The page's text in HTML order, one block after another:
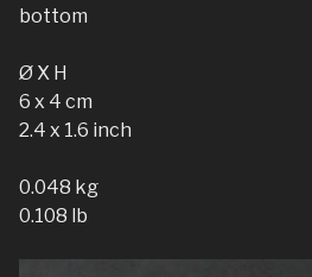
bottom
Ø X H
6 x 4 cm
2.4 x 1.6 inch
0.048 kg
0.108 lb